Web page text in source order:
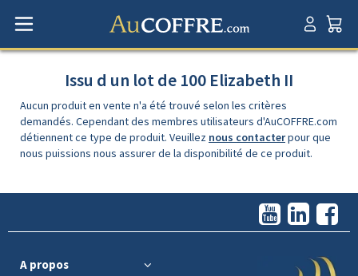
Issu d un lot de 100 Elizabeth II
Aucun produit en vente n'a été trouvé selon les critères
demandés. Cependant des membres utilisateurs d'AuCOFFRE.com
détiennent ce type de produit. Veuillez nous contacterpour que
nous puissions nous assurer de la disponibilité de ce produit.
A propos